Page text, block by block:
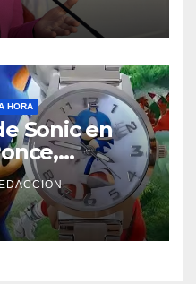
HORA
Sonic en
el que